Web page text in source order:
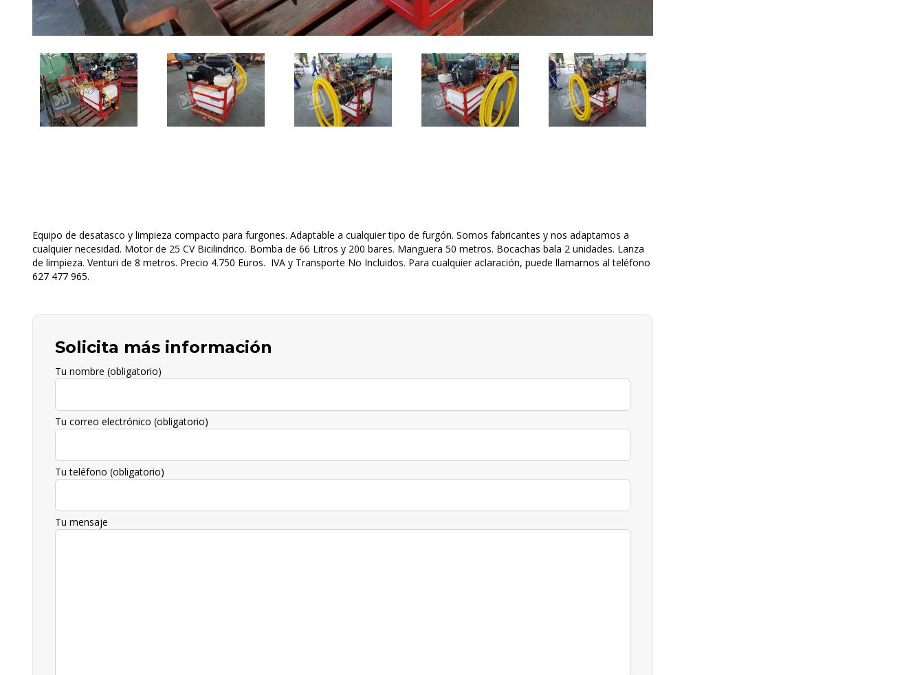
Equipo de desatasco y limpieza compacto para furgones. Adaptable a cualquier tipo de furgón. Somos fabricantes y nos adaptamos a
cualquier necesidad. Motor de 25 CV Bicilindrico. Bomba de 66 Litros y 200 bares. Manguera 50 metros. Bocachas bala 2 unidades. Lanza
de limpieza. Venturi de 8 metros. Precio 4.750 Euros. IVA y Transporte No Incluidos. Para cualquier aclaración, puede llamarnos al teléfono
627 477 965.
Solicita más información
Tu nombre (obligatorio)
Tu correo electrónico (obligatorio)
Tu teléfono (obligatorio)
Tu mensaje